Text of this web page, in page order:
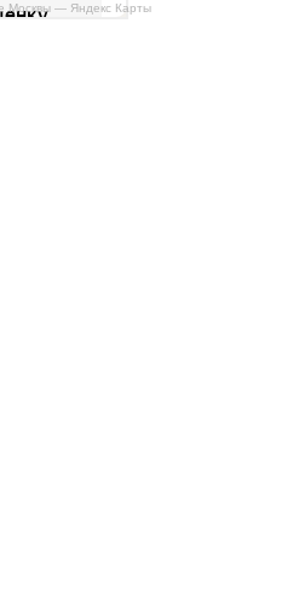
Москвы — Яндекс Карты